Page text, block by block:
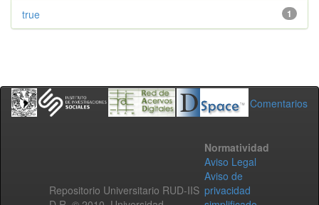
1
true
Comentarios
Repositorio Universitario RUD-IIS
Normatividad
Aviso Legal
Aviso de
privacidad